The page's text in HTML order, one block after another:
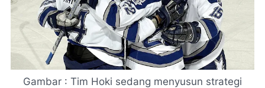
Gambar : Tim Hoki sedang menyusun strategi